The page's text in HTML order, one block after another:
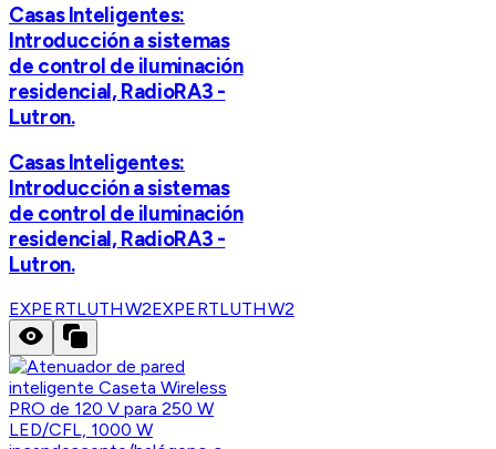
Casas Inteligentes:
Introducción a sistemas
de control de iluminación
residencial, RadioRA3 -
Lutron.
Casas Inteligentes:
Introducción a sistemas
de control de iluminación
residencial, RadioRA3 -
Lutron.
EXPERTLUTHW2EXPERTLUTHW2